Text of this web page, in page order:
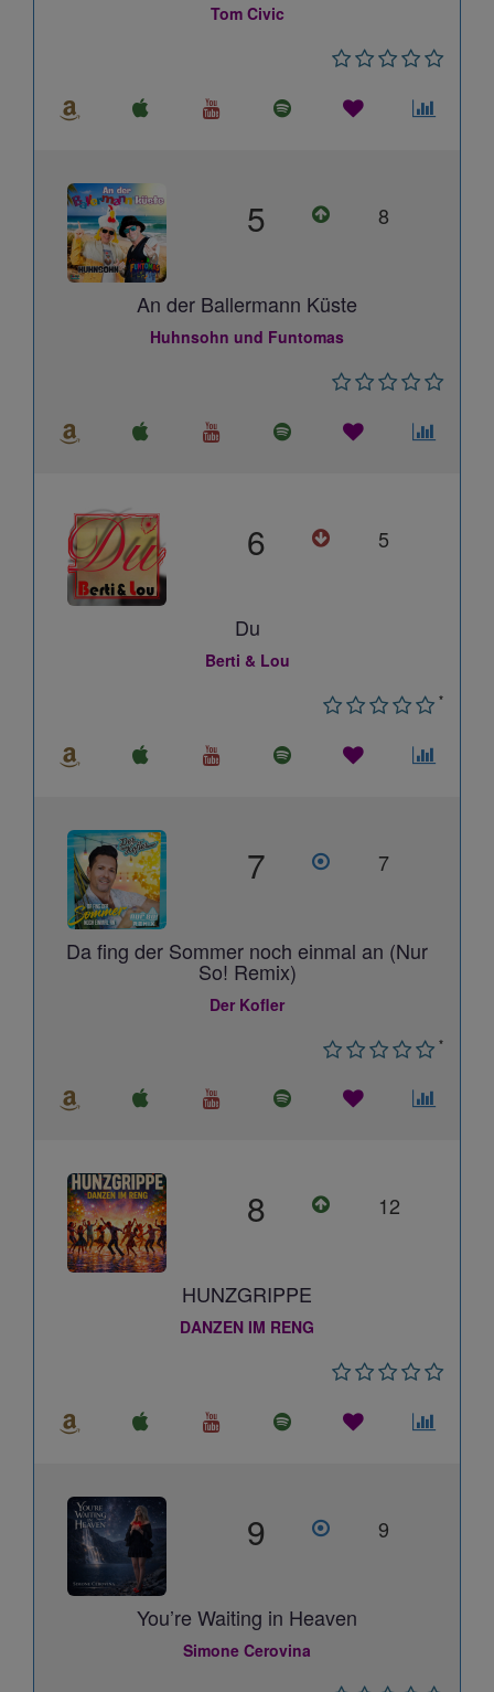
Tom Civic
5 8
An der Ballermann Küste
Huhnsohn und Funtomas
6 5
Du
Berti & Lou
*
7 7
Da fing der Sommer noch einmal an (Nur
So! Remix)
Der Kofler
*
8 12
HUNZGRIPPE
DANZEN IM RENG
9 9
You’re Waiting in Heaven
Simone Cerovina